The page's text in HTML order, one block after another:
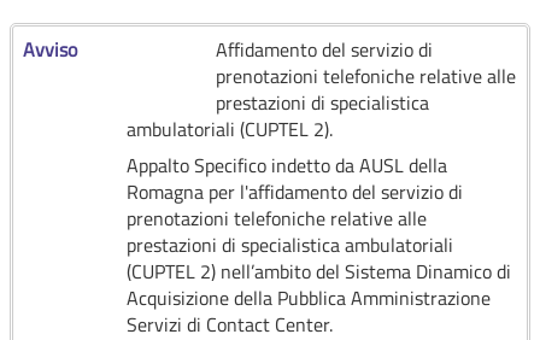
Avviso
Affidamento del servizio di
prenotazioni telefoniche relative alle
prestazioni di specialistica
ambulatoriali (CUPTEL 2).
Appalto Specifico indetto da AUSL della
Romagna per l'affidamento del servizio di
prenotazioni telefoniche relative alle
prestazioni di specialistica ambulatoriali
(CUPTEL 2) nell’ambito del Sistema Dinamico di
Acquisizione della Pubblica Amministrazione
Servizi di Contact Center.